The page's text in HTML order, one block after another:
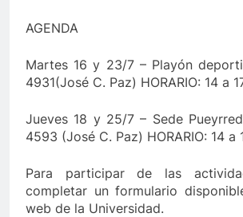
AGENDA
Martes 16 y 23/7 – Playón
4931(José C. Paz) HORARIO: 14 a
Jueves 18 y 25/7 – Sede
4593 (José C. Paz) HORARIO: 14 a
Para participar de las
completar un formulario
web de la Universidad.